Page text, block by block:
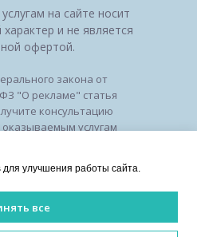
на сайте носит
и не является
офертой.
закона от
"О рекламе" статья
консультацию
оказываемым услугам
№ ЛО-50-01-
от 27.11.2018
НЕОБХОДИМА
улучшения работы сайта.
все